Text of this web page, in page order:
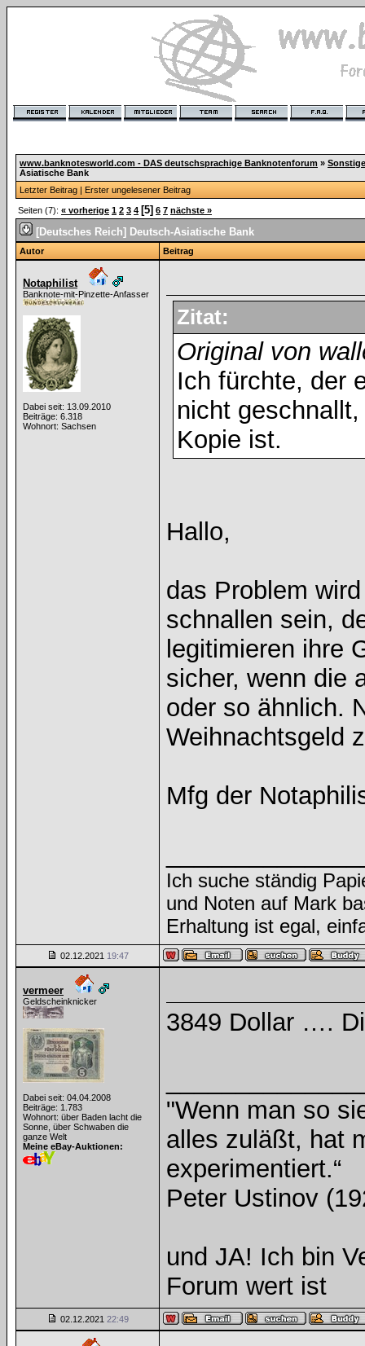
www.banknotesworld.com - DAS deutschsprachige Banknotenforum »
Asiatische Bank
Letzter Beitrag | Erster ungelesener Beitrag
Seiten (7): « vorherige 1 2 3 4 [5] 6 7 nächste »
[Deutsches Reich] Deutsch-Asiatische Bank
Autor Beitrag
Notaphilist
Banknote-mit-Pinzette-Anfasser
Dabei seit: 13.09.2010
Beiträge: 6.318
Wohnort: Sachsen
Zitat:
Original von
Ich fürchte, der
nicht
Kopie ist.
Hallo,
das Problem
schnallen sein,
legitimieren ihre
sicher, wenn die
oder so ähnlich.
Weihnachtsgeld
Mfg der
Ich suche ständig
und Noten auf Mark
Erhaltung ist egal,
02.12.2021 19:47
vermeer
Geldscheinknicker
Dabei seit: 04.04.2008
Beiträge: 1.783
Wohnort: über Baden lacht die
Sonne, über Schwaben die
ganze Welt
Meine eBay-Auktionen:
3849 Dollar ….
"Wenn man so
alles zuläßt, hat
experimentiert.“
Peter Ustinov
und JA! Ich bin
Forum wert ist
02.12.2021 22:49